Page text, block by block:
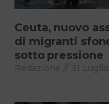
Ceuta, nuovo
di migranti
sotto pressione
Redazione 31